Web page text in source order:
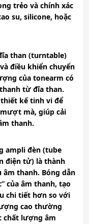
trẻo và chính xác
su, silicone, hoặc
than (turntable)
điều khiển chuyển
của tonearm có
từ đĩa than.
kế tinh vi để
mà, giúp cải
thanh.
ampli đèn (tube
điện tử) là thành
thanh. Bóng dẫn
của âm thanh, tạo
chi tiết hơn so với
cao thường
chất lượng âm